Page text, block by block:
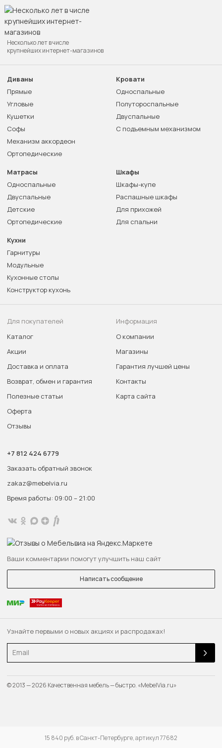
15 840 руб. в Санкт-Петербурге, артикул 77682
Узнайте первыми о новых акциях и распродажах!
Email
Несколько лет в числе
крупнейших интернет-магазинов
Диваны
Прямые
Угловые
Кушетки
Софы
Механизм аккордеон
Ортопедические
Кровати
Односпальные
Полутороспальные
Двуспальные
С подъемным механизмом
Матрасы
Односпальные
Двуспальные
Детские
Ортопедические
Шкафы
Шкафы-купе
Распашные шкафы
Для прихожей
Для спальни
Кухни
Гарнитуры
Модульные
Кухонные столы
Конструктор кухонь
Для покупателей
Каталог
Акции
Доставка и оплата
Возврат, обмен и гарантия
Полезные статьи
Оферта
Отзывы
Информация
О компании
Магазины
Гарантия лучшей цены
Контакты
Карта сайта
+7 812 424 6779
Заказать обратный звонок
zakaz@mebelvia.ru
Время работы: 09:00 – 21:00
Ваши комментарии помогут улучшить наш сайт
Написать сообщение
© 2013 — 2026 Качественная мебель — быстро. «MebelVia.ru»